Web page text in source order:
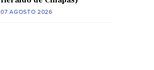
07 AGOSTO 2026